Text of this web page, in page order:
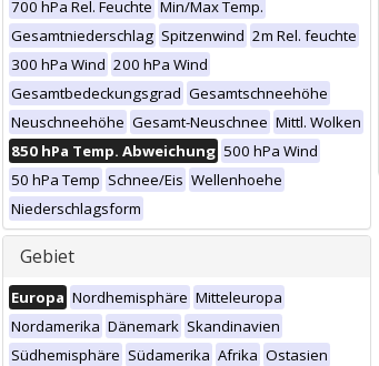
700 hPa Rel. Feuchte Min/Max Temp.
Gesamtniederschlag Spitzenwind 2m Rel. feuchte
300 hPa Wind 200 hPa Wind
Gesamtbedeckungsgrad Gesamtschneehöhe
Neuschneehöhe Gesamt-Neuschnee Mittl. Wolken
850 hPa Temp. Abweichung 500 hPa Wind
50 hPa Temp Schnee/Eis Wellenhoehe
Niederschlagsform
Gebiet
Europa Nordhemisphäre Mitteleuropa
Nordamerika Dänemark Skandinavien
Südhemisphäre Südamerika Afrika Ostasien